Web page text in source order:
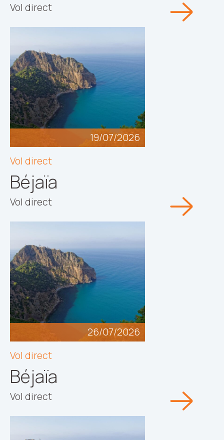
Vol direct
19/07/2026
Vol direct
Béjaïa
Vol direct
26/07/2026
Vol direct
Béjaïa
Vol direct